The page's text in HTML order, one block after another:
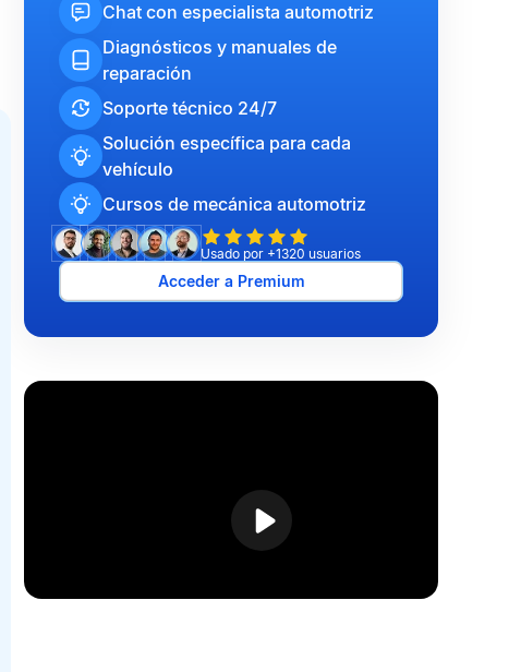
Chat con especialista automotriz
Diagnósticos y manuales de
reparación
Soporte técnico 24/7
Solución específica para cada
vehículo
Cursos de mecánica automotriz
Usado por +1320 usuarios
Acceder a Premium